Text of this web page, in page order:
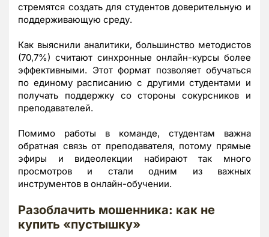
стремятся создать для студентов доверительную и
поддерживающую среду.
Как выяснили аналитики, большинство методистов
(70,7%) считают синхронные онлайн-курсы более
эффективными. Этот формат позволяет обучаться
по единому расписанию с другими студентами и
получать поддержку со стороны сокурсников и
преподавателей.
Помимо работы в команде, студентам важна
обратная связь от преподавателя, потому прямые
эфиры и видеолекции набирают так много
просмотров и стали одним из важных
инструментов в онлайн-обучении.
Разоблачить мошенника: как не
купить «пустышку»